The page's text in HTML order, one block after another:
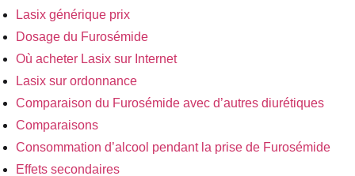
Lasix générique prix
Dosage du Furosémide
Où acheter Lasix sur Internet
Lasix sur ordonnance
Comparaison du Furosémide avec d’autres diurétiques
Comparaisons
Consommation d’alcool pendant la prise de Furosémide
Effets secondaires